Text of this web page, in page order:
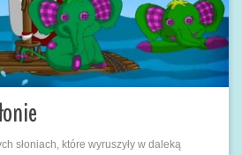
słoniach, które wyruszyły w daleką